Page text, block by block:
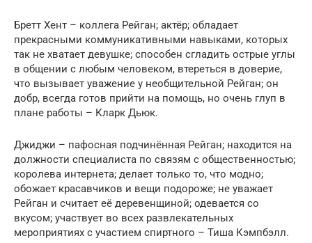
Бретт Хент – коллега Рейган; актёр; обладает
прекрасными коммуникативными навыками, которых
так не хватает девушке; способен сгладить острые углы
в общении с любым человеком, втереться в доверие,
что вызывает уважение у необщительной Рейган; он
добр, всегда готов прийти на помощь, но очень глуп в
плане работы – Кларк Дьюк.
Джиджи – пафосная подчинённая Рейган; находится на
должности специалиста по связям с общественностью;
королева интернета; делает только то, что модно;
обожает красавчиков и вещи подороже; не уважает
Рейган и считает её деревенщиной; одевается со
вкусом; участвует во всех развлекательных
мероприятиях с участием спиртного – Тиша Кэмпбэлл.